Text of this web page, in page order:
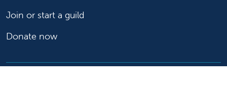
Join or start a guild
Donate now
For healthcare professionals